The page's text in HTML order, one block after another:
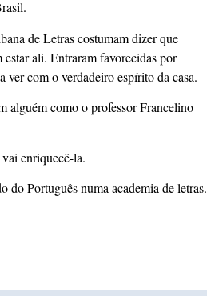
de Letras costumam dizer que
estar ali. Entraram favorecidas por
ver com o verdadeiro espírito da casa.
alguém como o professor Francelino
enriquecê-la.
do Português numa academia de letras.